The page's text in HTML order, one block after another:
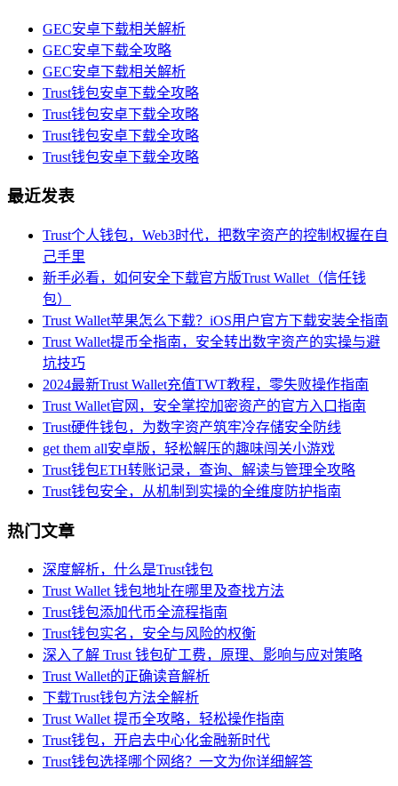
GEC安卓下载相关解析
GEC安卓下载全攻略
GEC安卓下载相关解析
Trust钱包安卓下载全攻略
Trust钱包安卓下载全攻略
Trust钱包安卓下载全攻略
Trust钱包安卓下载全攻略
最近发表
Trust个人钱包，Web3时代，把数字资产的控制权握在自
己手里
新手必看，如何安全下载官方版Trust Wallet（信任钱
包）
Trust Wallet苹果怎么下载？iOS用户官方下载安装全指南
Trust Wallet提币全指南，安全转出数字资产的实操与避
坑技巧
2024最新Trust Wallet充值TWT教程，零失败操作指南
Trust Wallet官网，安全掌控加密资产的官方入口指南
Trust硬件钱包，为数字资产筑牢冷存储安全防线
get them all安卓版，轻松解压的趣味闯关小游戏
Trust钱包ETH转账记录，查询、解读与管理全攻略
Trust钱包安全，从机制到实操的全维度防护指南
热门文章
深度解析，什么是Trust钱包
Trust Wallet 钱包地址在哪里及查找方法
Trust钱包添加代币全流程指南
Trust钱包实名，安全与风险的权衡
深入了解 Trust 钱包矿工费，原理、影响与应对策略
Trust Wallet的正确读音解析
下载Trust钱包方法全解析
Trust Wallet 提币全攻略，轻松操作指南
Trust钱包，开启去中心化金融新时代
Trust钱包选择哪个网络？一文为你详细解答